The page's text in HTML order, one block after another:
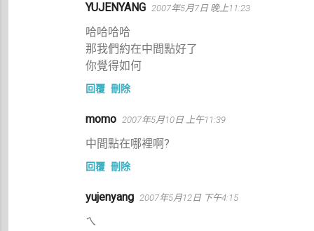
YUJENYANG 2007年5月7日 晚上11:23
哈哈哈哈
那我們約在中間點好了
你覺得如何
回覆 刪除
momo 2007年5月10日 上午11:39
中間點在哪裡啊?
回覆 刪除
yujenyang 2007年5月12日 下午4:15
ㄟ